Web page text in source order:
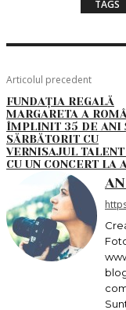
TAGS
Articolul precedent
FUNDAȚIA REGALĂ
MARGARETA A
ÎMPLINIT 35 DE ANI
SĂRBĂTORIT CU
VERNISAJUL
CU UN CONCERT LA